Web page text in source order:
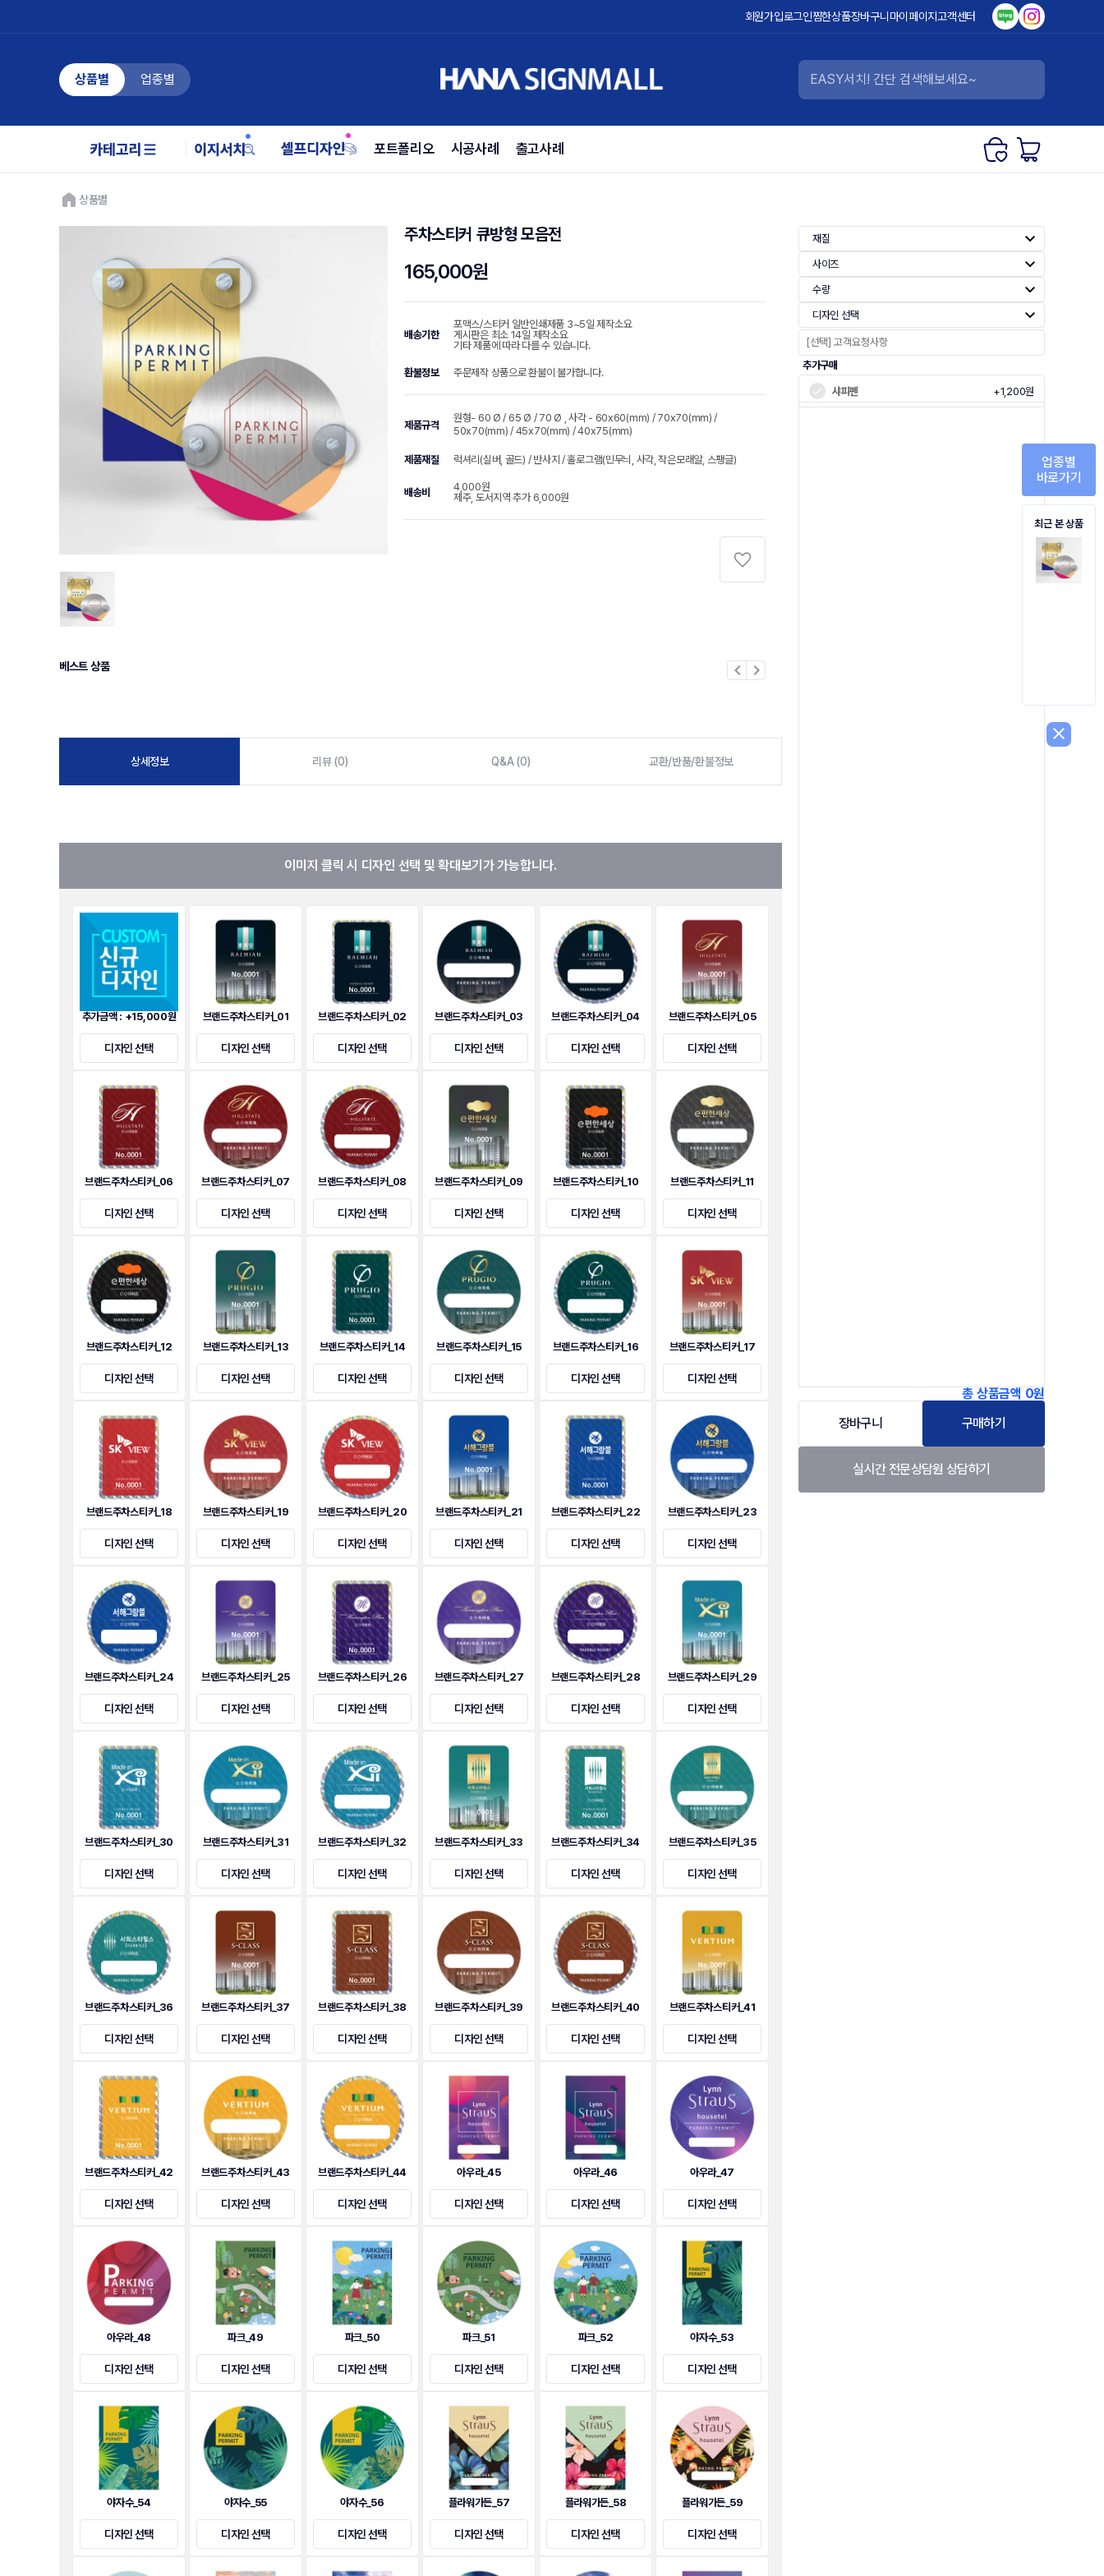
회원가입로그인찜한상품장바구니 마이페이지고객센터
상품별 업종별
포트폴리오 시공사례 출고사례
상품별
주차스티커 큐방형 모음전
165,000원
배송기한
포맥스/스티커 일반인쇄제품 3~5일 제작소요
게시판은 최소 14일 제작소요
기타 제품에 따라 다를 수 있습니다.
환불정보 주문제작 상품으로 환불이 불가합니다.
제품규격
원형- 60 Ø / 65 Ø / 70 Ø , 사각 - 60x60(mm) / 70x70(mm) /
50x70(mm) / 45x70(mm) / 40x75(mm)
제품재질 럭셔리(실버, 골드) / 반사지 / 홀로그램(민무늬, 사각, 작은모래알, 스팽글)
배송비
4,000원
제주, 도서지역 추가 6,000원
베스트 상품 chevron_left chevron_right
상세정보 리뷰 (0) Q&A (0) 교환/반품/환불정보
이미지 클릭 시 디자인 선택 및 확대보기가 가능합니다.
추가금액 : +15,000원
디자인 선택
브랜드주차스티커_01
디자인 선택
브랜드주차스티커_02
디자인 선택
브랜드주차스티커_03
디자인 선택
브랜드주차스티커_04
디자인 선택
브랜드주차스티커_05
디자인 선택
브랜드주차스티커_06
디자인 선택
브랜드주차스티커_07
디자인 선택
브랜드주차스티커_08
디자인 선택
브랜드주차스티커_09
디자인 선택
브랜드주차스티커_10
디자인 선택
브랜드주차스티커_11
디자인 선택
브랜드주차스티커_12
디자인 선택
브랜드주차스티커_13
디자인 선택
브랜드주차스티커_14
디자인 선택
브랜드주차스티커_15
디자인 선택
브랜드주차스티커_16
디자인 선택
브랜드주차스티커_17
디자인 선택
브랜드주차스티커_18
디자인 선택
브랜드주차스티커_19
디자인 선택
브랜드주차스티커_20
디자인 선택
브랜드주차스티커_21
디자인 선택
브랜드주차스티커_22
디자인 선택
브랜드주차스티커_23
디자인 선택
브랜드주차스티커_24
디자인 선택
브랜드주차스티커_25
디자인 선택
브랜드주차스티커_26
디자인 선택
브랜드주차스티커_27
디자인 선택
브랜드주차스티커_28
디자인 선택
브랜드주차스티커_29
디자인 선택
브랜드주차스티커_30
디자인 선택
브랜드주차스티커_31
디자인 선택
브랜드주차스티커_32
디자인 선택
브랜드주차스티커_33
디자인 선택
브랜드주차스티커_34
디자인 선택
브랜드주차스티커_35
디자인 선택
브랜드주차스티커_36
디자인 선택
브랜드주차스티커_37
디자인 선택
브랜드주차스티커_38
디자인 선택
브랜드주차스티커_39
디자인 선택
브랜드주차스티커_40
디자인 선택
브랜드주차스티커_41
디자인 선택
브랜드주차스티커_42
디자인 선택
브랜드주차스티커_43
디자인 선택
브랜드주차스티커_44
디자인 선택
아우라_45
디자인 선택
아우라_46
디자인 선택
아우라_47
디자인 선택
아우라_48
디자인 선택
파크_49
디자인 선택
파크_50
디자인 선택
파크_51
디자인 선택
파크_52
디자인 선택
야자수_53
디자인 선택
야자수_54
디자인 선택
야자수_55
디자인 선택
야자수_56
디자인 선택
플라워가든_57
디자인 선택
플라워가든_58
디자인 선택
플라워가든_59
디자인 선택
재질
사이즈
수량
디자인 선택
추가구매
샤피펜 +1,200원
총 상품금액 0원
장바구니
구매하기
실시간 전문상담원 상담하기
업종별
바로가기
최근 본 상품
close